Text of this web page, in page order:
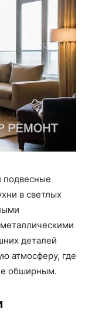
подвесные
в светлых
деталей
атмосферу, где
обширным.